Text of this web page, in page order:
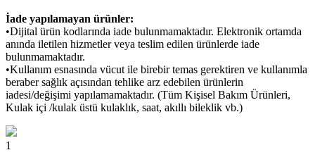
İade yapılamayan ürünler:
•Dijital ürün kodlarında iade bulunmamaktadır. Elektronik ortamda
anında iletilen hizmetler veya teslim edilen ürünlerde iade
bulunmamaktadır.
•Kullanım esnasında vücut ile birebir temas gerektiren ve kullanımla
beraber sağlık açısından tehlike arz edebilen ürünlerin
iadesi/değişimi yapılamamaktadır. (Tüm Kişisel Bakım Ürünleri,
Kulak içi /kulak üstü kulaklık, saat, akıllı bileklik vb.)
1